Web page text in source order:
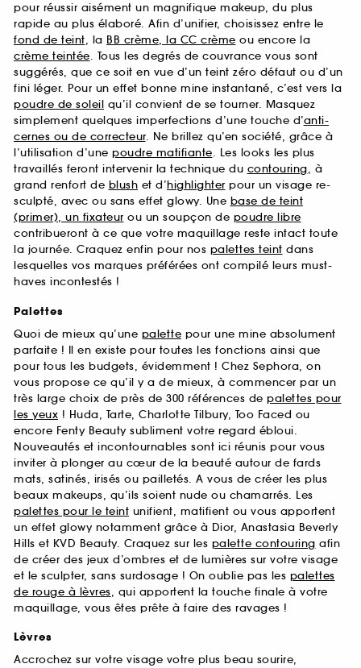
pour réussir aisément un magnifique makeup, du plus
rapide au plus élaboré. Afin d’unifier, choisissez entre le
fond de teint, la BB crème, la CC crème ou encore la
crème teintée. Tous les degrés de couvrance vous sont
suggérés, que ce soit en vue d’un teint zéro défaut ou d’un
fini léger. Pour un effet bonne mine instantané, c’est vers la
poudre de soleil qu’il convient de se tourner. Masquez
simplement quelques imperfections d’une touche d’anti-
cernes ou de correcteur. Ne brillez qu’en société, grâce à
l’utilisation d’une poudre matifiante. Les looks les plus
travaillés feront intervenir la technique du contouring, à
grand renfort de blush et d’highlighter pour un visage re-
sculpté, avec ou sans effet glowy. Une base de teint
(primer), un fixateur ou un soupçon de poudre libre
contribueront à ce que votre maquillage reste intact toute
la journée. Craquez enfin pour nos palettes teint dans
lesquelles vos marques préférées ont compilé leurs must-
haves incontestés !
Palettes
Quoi de mieux qu’une palette pour une mine absolument
parfaite ! Il en existe pour toutes les fonctions ainsi que
pour tous les budgets, évidemment ! Chez Sephora, on
vous propose ce qu’il y a de mieux, à commencer par un
très large choix de près de 300 références de palettes pour
les yeux ! Huda, Tarte, Charlotte Tilbury, Too Faced ou
encore Fenty Beauty subliment votre regard ébloui.
Nouveautés et incontournables sont ici réunis pour vous
inviter à plonger au cœur de la beauté autour de fards
mats, satinés, irisés ou pailletés. A vous de créer les plus
beaux makeups, qu’ils soient nude ou chamarrés. Les
palettes pour le teint unifient, matifient ou vous apportent
un effet glowy notamment grâce à Dior, Anastasia Beverly
Hills et KVD Beauty. Craquez sur les palette contouring afin
de créer des jeux d’ombres et de lumières sur votre visage
et le sculpter, sans surdosage ! On oublie pas les palettes
de rouge à lèvres, qui apportent la touche finale à votre
maquillage, vous êtes prête à faire des ravages !
Lèvres
Accrochez sur votre visage votre plus beau sourire,